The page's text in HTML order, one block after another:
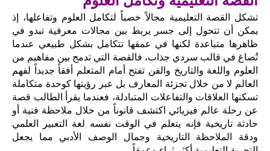
تشكل القصة التعليمية مجالاً خصباً لتكامل العلوم وتفاعلها، إذ
يمكن أن تتحول إلى جسر يربط بين مجالات معرفية تبدو في
ظاهرها متباعدة لكنها في عمقها تتكامل بشكل طبيعي عندما
تُصاغ في قالب سردي جذاب، فالقصة التي تدمج بين مفاهيم من
العلوم واللغة والتاريخ والفن تفتح أمام المتعلم أفقاً جديداً لفهم
العالم لا من خلال تجزئة المعارف بل عبر رؤيتها كوحدة متكاملة
تسكنها العلاقات والتفاعلات المتبادلة، فعندما يقرأ الطالب قصة
عن رحلة عالم فيزيائي اكتشف قانوناً من خلال ملاحظة فنية أو
حادثة تاريخية فإنه يتعلم في الوقت نفسه لغة التعبير العلمي
ودقة الملاحظة التاريخية وجمال الوصف الأدبي مما يجعل